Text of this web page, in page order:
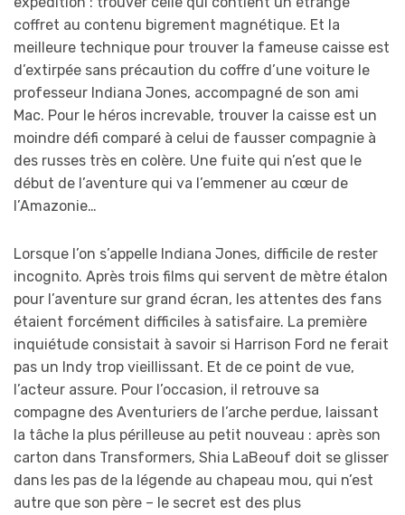
coffret au contenu bigrement magnétique. Et la
meilleure technique pour trouver la fameuse caisse est
d’extirpée sans précaution du coffre d’une voiture le
professeur Indiana Jones, accompagné de son ami
Mac. Pour le héros increvable, trouver la caisse est un
moindre défi comparé à celui de fausser compagnie à
des russes très en colère. Une fuite qui n’est que le
début de l’aventure qui va l’emmener au cœur de
l’Amazonie…
Lorsque l’on s’appelle Indiana Jones, difficile de rester
incognito. Après trois films qui servent de mètre étalon
pour l’aventure sur grand écran, les attentes des fans
étaient forcément difficiles à satisfaire. La première
inquiétude consistait à savoir si Harrison Ford ne ferait
pas un Indy trop vieillissant. Et de ce point de vue,
l’acteur assure. Pour l’occasion, il retrouve sa
compagne des Aventuriers de l’arche perdue, laissant
la tâche la plus périlleuse au petit nouveau : après son
carton dans Transformers, Shia LaBeouf doit se glisser
dans les pas de la légende au chapeau mou, qui n’est
autre que son père – le secret est des plus